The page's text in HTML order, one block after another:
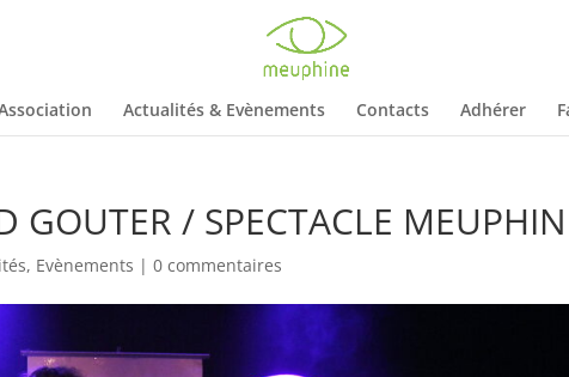
Actualités & Evènements Contacts Adhérer
GOUTER / SPECTACLE
, Evènements |0 commentaires